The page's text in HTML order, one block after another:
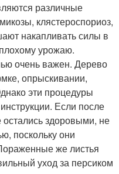
различные
клястероспориоз,
накапливать силы в
урожаю.
очень важен. Дерево
опрыскивании,
эти процедуры
Если после
здоровыми, не
поскольку они
же листья
уход за персиком